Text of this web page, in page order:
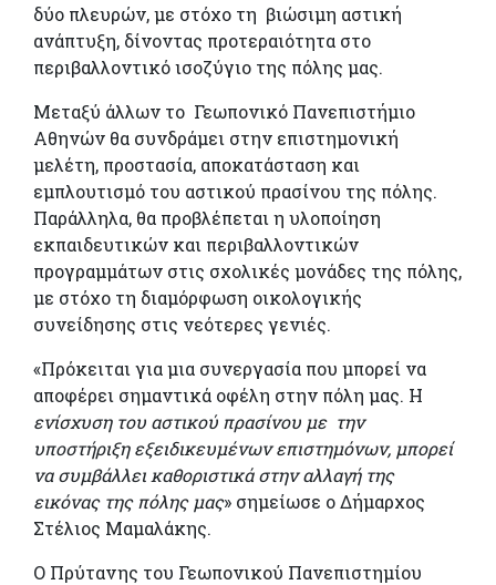
δύο πλευρών, με στόχο τη βιώσιμη αστική
ανάπτυξη, δίνοντας προτεραιότητα στο
περιβαλλοντικό ισοζύγιο της πόλης μας.
Μεταξύ άλλων το Γεωπονικό Πανεπιστήμιο
Αθηνών θα συνδράμει στην επιστημονική
μελέτη, προστασία, αποκατάσταση και
εμπλουτισμό του αστικού πρασίνου της πόλης.
Παράλληλα, θα προβλέπεται η υλοποίηση
εκπαιδευτικών και περιβαλλοντικών
προγραμμάτων στις σχολικές μονάδες της πόλης,
με στόχο τη διαμόρφωση οικολογικής
συνείδησης στις νεότερες γενιές.
«Πρόκειται για μια συνεργασία που μπορεί να
αποφέρει σημαντικά οφέλη στην πόλη μας. Η
ενίσχυση του αστικού πρασίνου με την
υποστήριξη εξειδικευμένων επιστημόνων, μπορεί
να συμβάλλει καθοριστικά στην αλλαγή της
εικόνας της πόλης μας» σημείωσε ο Δήμαρχος
Στέλιος Μαμαλάκης.
O Πρύτανης του Γεωπονικού Πανεπιστημίου